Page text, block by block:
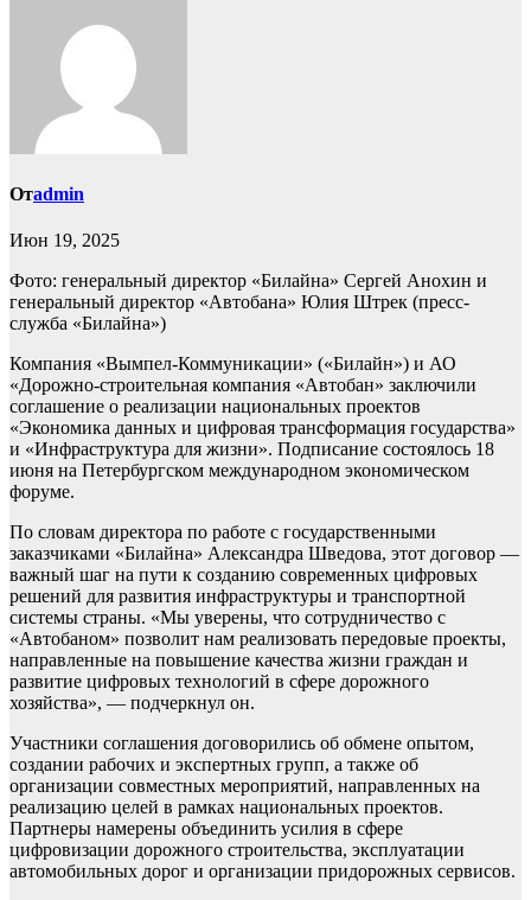
Отadmin
Июн 19, 2025
Фото: генеральный директор «Билайна» Сергей Анохин и
генеральный директор «Автобана» Юлия Штрек (пресс-
служба «Билайна»)
Компания «Вымпел-Коммуникации» («Билайн») и АО
«Дорожно-строительная компания «Автобан» заключили
соглашение о реализации национальных проектов
«Экономика данных и цифровая трансформация государства»
и «Инфраструктура для жизни». Подписание состоялось 18
июня на Петербургском международном экономическом
форуме.
По словам директора по работе с государственными
заказчиками «Билайна» Александра Шведова, этот договор —
важный шаг на пути к созданию современных цифровых
решений для развития инфраструктуры и транспортной
системы страны. «Мы уверены, что сотрудничество с
«Автобаном» позволит нам реализовать передовые проекты,
направленные на повышение качества жизни граждан и
развитие цифровых технологий в сфере дорожного
хозяйства», — подчеркнул он.
Участники соглашения договорились об обмене опытом,
создании рабочих и экспертных групп, а также об
организации совместных мероприятий, направленных на
реализацию целей в рамках национальных проектов.
Партнеры намерены объединить усилия в сфере
цифровизации дорожного строительства, эксплуатации
автомобильных дорог и организации придорожных сервисов.